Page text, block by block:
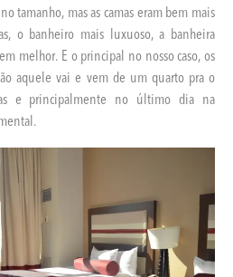
tamanho, mas as camas eram bem mais
o banheiro mais luxuoso, a banheira
melhor. E o principal no nosso caso, os
aquele vai e vem de um quarto pra o
e principalmente no último dia na